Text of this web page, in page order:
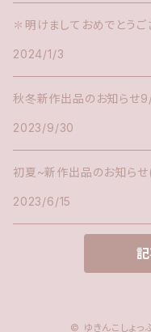
✽明けましておめでとう
2024/1/3
秋冬新作出品のお知らせ
2023/9/30
初夏~新作出品のお知ら
2023/6/15
© ゆきんこしょっ